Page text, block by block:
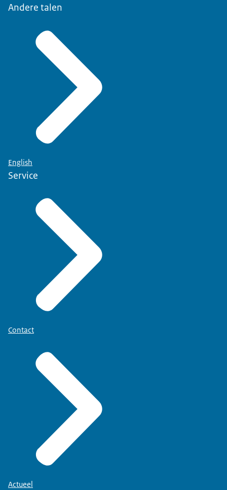
Andere talen
English
Service
Contact
Actueel